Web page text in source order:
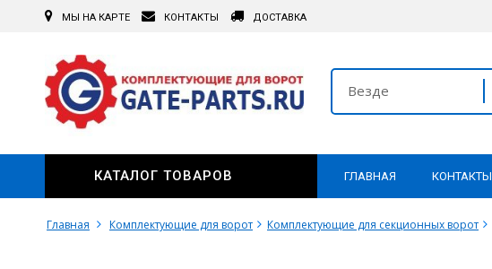
МЫ НА КАРТЕ КОНТАКТЫ ДОСТАВКА
Везде
ГЛАВНАЯ КОНТАКТЫ
КАТАЛОГ ТОВАРОВ
Главная Комплектующие для ворот Комплектующие для секционных ворот